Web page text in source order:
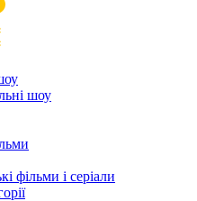
шоу
фільми і серіали